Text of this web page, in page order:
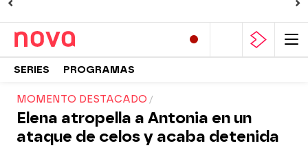
SERIES PROGRAMAS
MOMENTO DESTACADO
Elena atropella a Antonia en un
ataque de celos y acaba detenida